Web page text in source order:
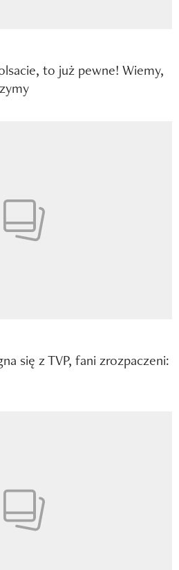
to już pewne! Wiemy,
się z TVP, fani zrozpaczeni: